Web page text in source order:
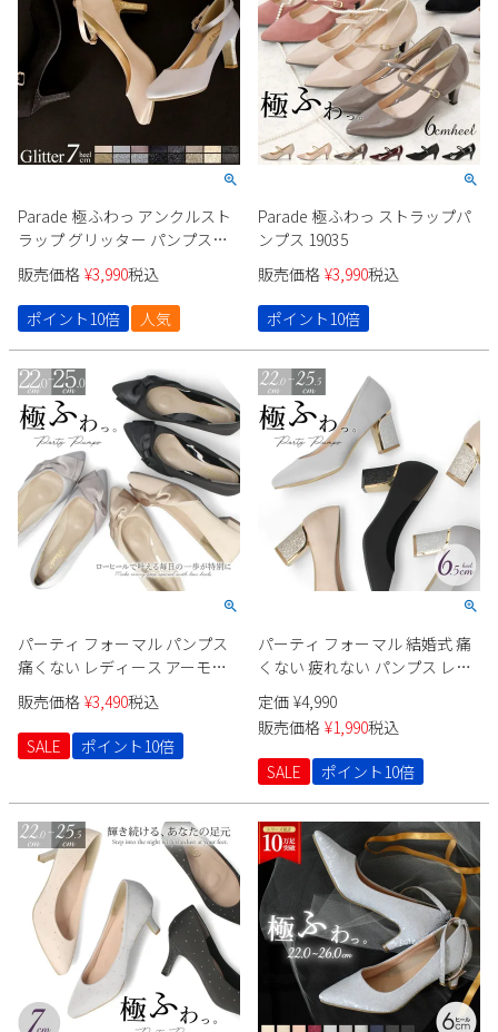
Parade 極ふわっ アンクルスト
ラップ グリッター パンプス
18160
販売価格 ¥3,990税込
ポイント10倍
人気
Parade 極ふわっ ストラップパ
ンプス 19035
販売価格 ¥3,990税込
ポイント10倍
パーティ フォーマル パンプス
痛くない レディース アーモン
ドトゥ 極ふわっ ドレス ローヒ
ール ２cm ブラック ベージュ
シルバー Parade 24008
販売価格 ¥3,490税込
SALE
ポイント10倍
パーティ フォーマル 結婚式 痛
くない 疲れない パンプス レデ
ィース 6.5cm ドレス アーモン
ドトゥ 極ふわっ 太ヒール ロー
ヒール ラメヒール Parade
24015
定価 ¥4,990
販売価格 ¥1,990税込
SALE
ポイント10倍